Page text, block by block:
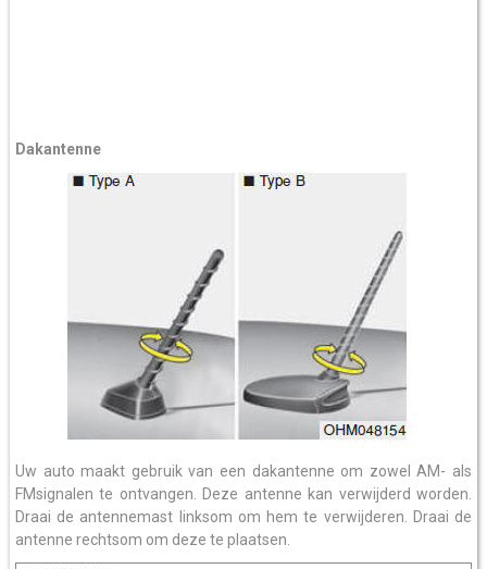
Dakantenne
Uw auto maakt gebruik van een dakantenne om zowel AM- als
FMsignalen te ontvangen. Deze antenne kan verwijderd worden.
Draai de antennemast linksom om hem te verwijderen. Draai de
antenne rechtsom om deze te plaatsen.